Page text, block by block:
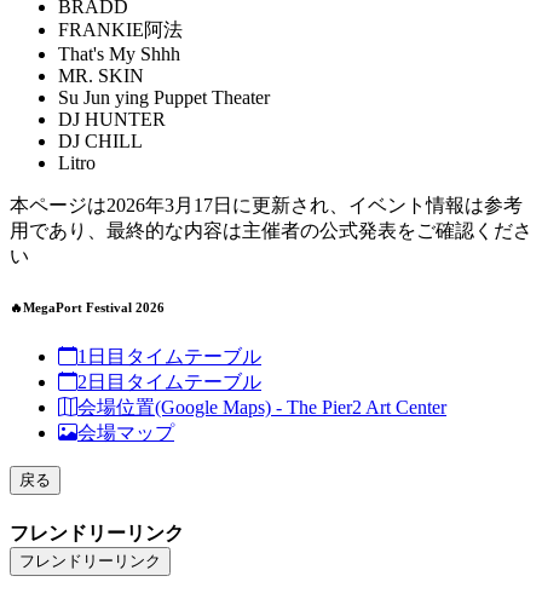
BRADD
FRANKIE阿法
That's My Shhh
MR. SKIN
Su Jun ying Puppet Theater
DJ HUNTER
DJ CHILL
Litro
本ページは2026年3月17日に更新され、イベント情報は参考
用であり、最終的な内容は主催者の公式発表をご確認くださ
い
🔥MegaPort Festival 2026
1日目タイムテーブル
2日目タイムテーブル
会場位置(Google Maps) - The Pier2 Art Center
会場マップ
戻る
フレンドリーリンク
フレンドリーリンク